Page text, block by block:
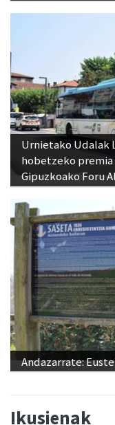
Urnietako Udalak
hobetzeko premia
Gipuzkoako Foru
Andazarrate:
Ikusienak